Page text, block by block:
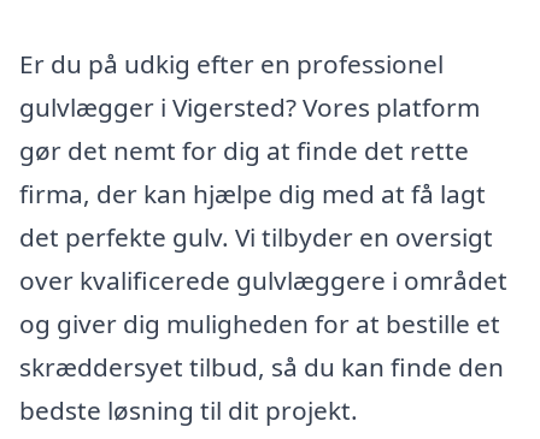
Er du på udkig efter en professionel
gulvlægger i Vigersted? Vores platform
gør det nemt for dig at finde det rette
firma, der kan hjælpe dig med at få lagt
det perfekte gulv. Vi tilbyder en oversigt
over kvalificerede gulvlæggere i området
og giver dig muligheden for at bestille et
skræddersyet tilbud, så du kan finde den
bedste løsning til dit projekt.